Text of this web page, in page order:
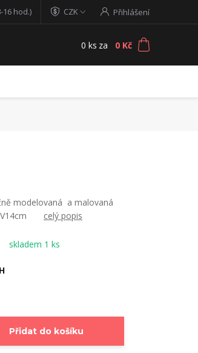
CZK Přihlášení
16 hod.)
0 ks za 0 Kč
modelovaná a malovaná
V14cm celý popis
skladem 1 ks
Přidat do košíku